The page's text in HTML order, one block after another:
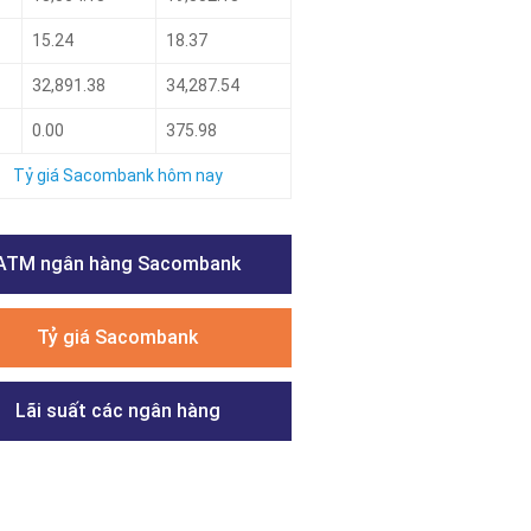
15.24 18.37
32,891.38 34,287.54
0.00 375.98
Tỷ giá Sacombank hôm nay
ngân hàng Sacombank
Tỷ giá Sacombank
Lãi suất các ngân hàng